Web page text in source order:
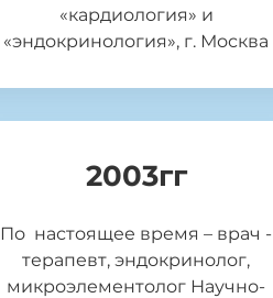
«кардиология» и
«эндокринология», г. Москва
2003гг
По настоящее время – врач -
терапевт, эндокринолог,
микроэлементолог Научно-